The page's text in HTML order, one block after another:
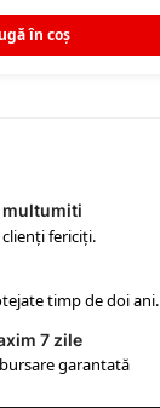
în coș
multumiti
fericiți.
timp de doi ani.
7 zile
garantată